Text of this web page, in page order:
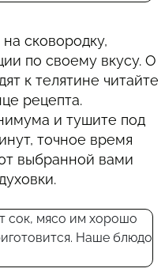
сковородку,
по своему вкусу. О
к телятине читайте
рецепта.
и тушите под
точное время
выбранной вами